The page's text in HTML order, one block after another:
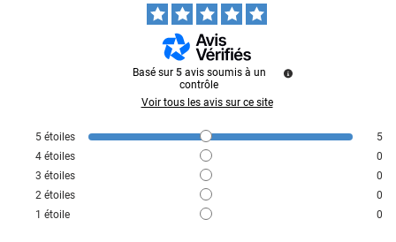
Basé sur 5 avis soumis à un
contrôle
Voir tous les avis sur ce site
5 étoiles
5
4 étoiles
0
3 étoiles
0
2 étoiles
0
1 étoile 0